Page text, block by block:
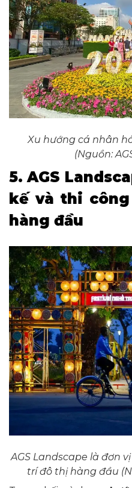
Xu hướng cá nhân
(Nguồn:
5. AGS
kế và thi
hàng đầu
AGS Landscape là đơn
trí đô thị hàng đầu